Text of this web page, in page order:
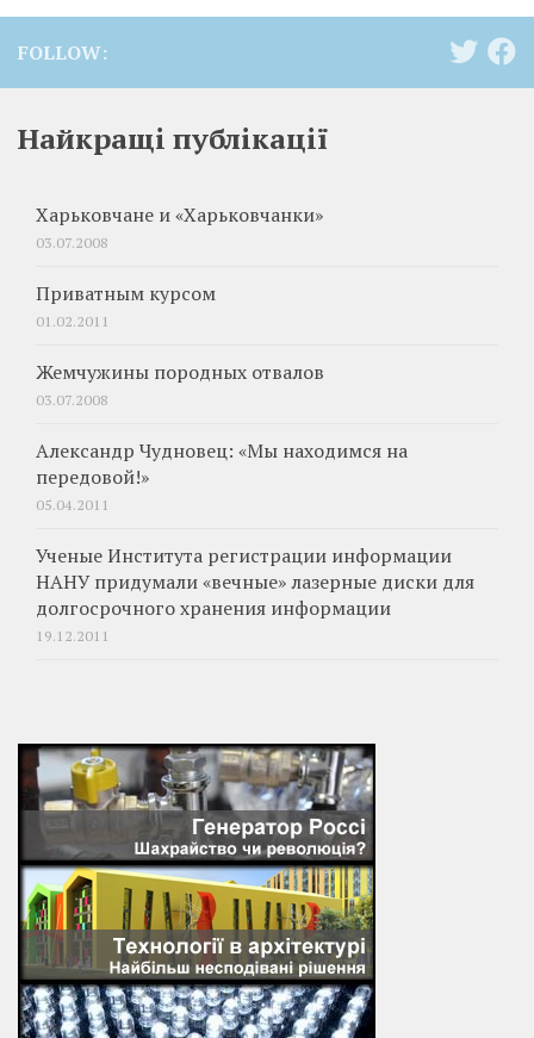
FOLLOW:
Найкращі публікації
Харьковчане и «Харьковчанки»
03.07.2008
Приватным курсом
01.02.2011
Жемчужины породных отвалов
03.07.2008
Александр Чудновец: «Мы находимся на
передовой!»
05.04.2011
Ученые Института регистрации информации
НАНУ придумали «вечные» лазерные диски для
долгосрочного хранения информации
19.12.2011